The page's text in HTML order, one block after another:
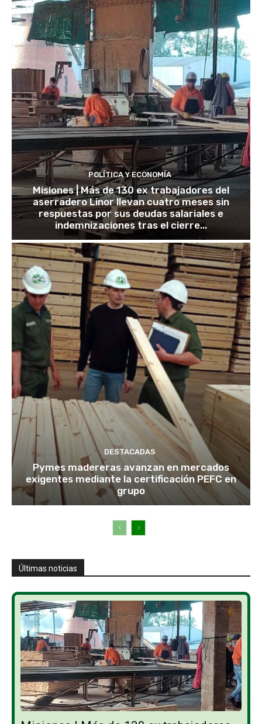
POLÍTICA Y ECONOMÍA
Misiones | Más de 130 ex trabajadores del
aserradero Linor llevan cuatro meses sin
respuestas por sus deudas salariales e
indemnizaciones tras el cierre...
DESTACADAS
Pymes madereras avanzan en mercados
exigentes mediante la certificación PEFC en
grupo
Últimas noticias